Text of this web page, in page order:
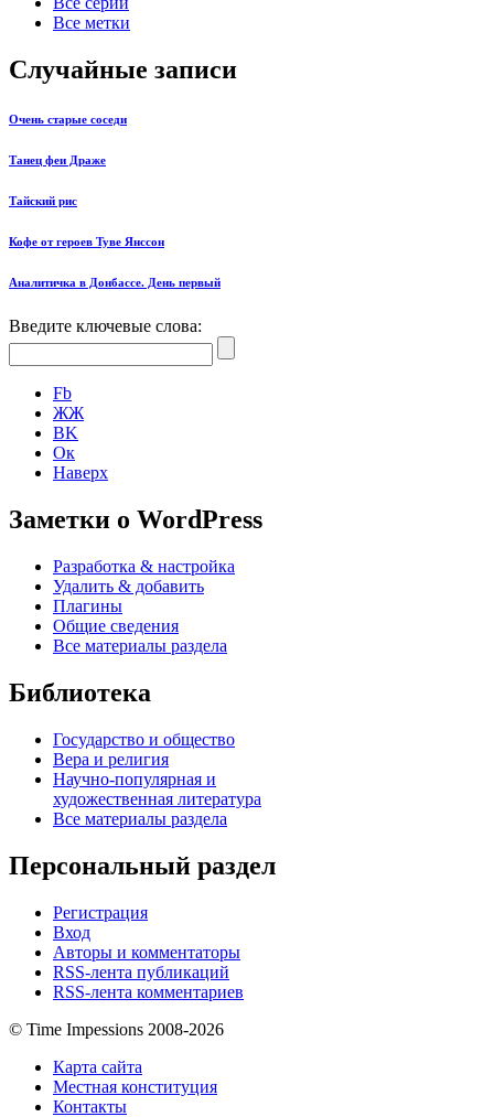
Все метки
Случайные записи
Очень старые соседи
Танец феи Драже
Тайский рис
Кофе от героев Туве Янссон
Аналитичка в Донбассе. День первый
Введите ключевые слова:
Fb
ЖЖ
ВK
Ок
Наверх
Заметки о WordPress
Разработка & настройка
Удалить & добавить
Плагины
Общие сведения
Все материалы раздела
Библиотека
Государство и общество
Вера и религия
Научно-популярная и
художественная литература
Все материалы раздела
Персональный раздел
Регистрация
Вход
Авторы и комментаторы
RSS-лента публикаций
RSS-лента комментариев
© Time Impessions 2008-2026
Карта сайта
Местная конституция
Контакты